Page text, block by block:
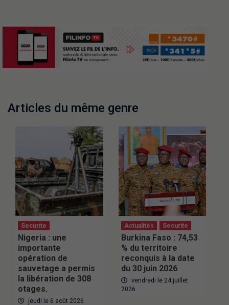
Articles du même genre
Securite
Nigeria : une
importante
opération de
sauvetage a permis
la libération de 308
otages.
jeudi le 6 août 2026
Actualités Securite
Burkina Faso : 74,53
% du territoire
reconquis à la date
du 30 juin 2026
vendredi le 24 juillet
2026